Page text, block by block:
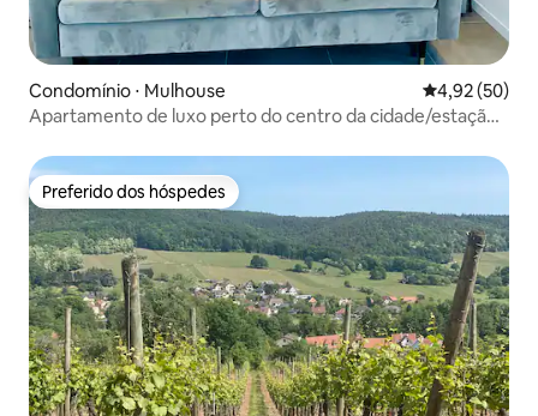
Condomínio ⋅ Mulhouse 4,92 de uma
4,92 (50)
Apartamento de luxo perto do centro da cidade/estação
Preferido dos hóspedes
Preferido dos hóspedes